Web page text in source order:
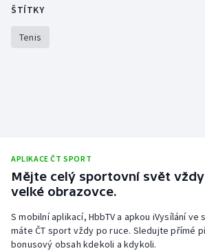
Plavání
Plážový volejbal
Short track
Stolní tenis
ŠTÍTKY
Tenis
APLIKACE ČT SPORT
Mějte celý sportovní svět vždy
velké obrazovce.
S mobilní aplikací, HbbTV a apkou iVysílání
máte ČT sport vždy po ruce. Sledujte přímé
bonusový obsah kdekoli a kdykoli.